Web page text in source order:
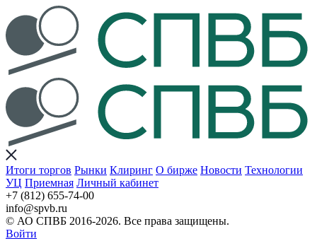
Итоги торгов Рынки Клиринг О бирже Новости Технологии
УЦ Приемная Личный кабинет
+7 (812) 655-74-00
info@spvb.ru
© АО СПВБ 2016-2026. Все права защищены.
Войти